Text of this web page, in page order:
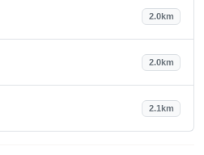
2.0km
2.0km
2.1km